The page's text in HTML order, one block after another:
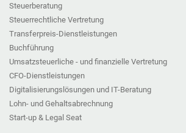
Steuerberatung
Steuerrechtliche Vertretung
Transferpreis-Dienstleistungen
Buchführung
Umsatzsteuerliche - und finanzielle Vertretung
CFO-Dienstleistungen
Digitalisierungslösungen und IT-Beratung
Lohn- und Gehaltsabrechnung
Start-up & Legal Seat